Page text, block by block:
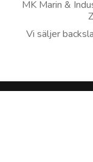
MK Marin &
Vi säljer